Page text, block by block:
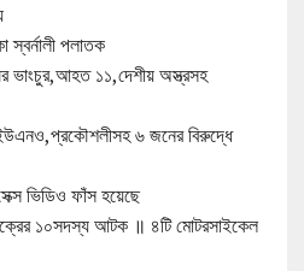
পলাতক
ভাংচুর,আহত ১১,দেশীয় অস্ত্রসহ
৬ জনের বিরুদ্ধে
ভিডিও ফাঁস হয়েছে
১০সদস্য আটক ॥ ৪টি মোটরসাইকেল